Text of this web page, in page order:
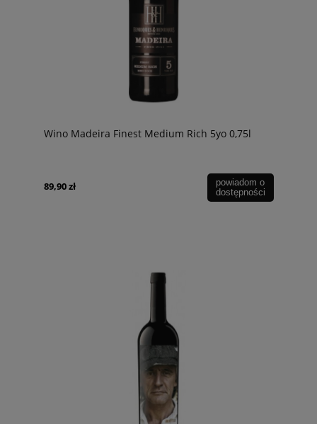
Wino Madeira Finest Medium Rich 5yo 0,75l
89,90 zł
powiadom o
dostępności